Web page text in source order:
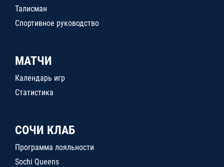
Талисман
Спортивное руководство
МАТЧИ
Календарь игр
Статистика
СОЧИ КЛАБ
Программа лояльности
Sochi Queens